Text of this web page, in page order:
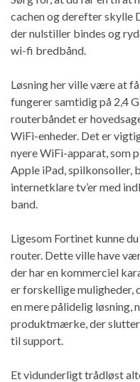
cachen og derefter skylle
der nulstiller bindes og
wi-fi bredbånd.
Løsning her ville være at
fungerer samtidig på 2,4
routerbåndet er
WiFi-enheder. Det er
nyere WiFi-apparat, som
Apple iPad,
internetklare tv’er med
band.
Ligesom Fortinet kunne
router. Dette ville have
der har en kommerciel
er forskellige muligheder,
en mere pålidelig løsning,
produktmærke, der
til support.
Et vidunderligt trådløst